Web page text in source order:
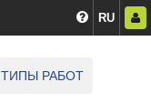
RU
ТИПЫ РАБОТ